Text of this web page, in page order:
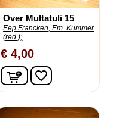
Over Multatuli 15
Eep Francken, Em. Kummer
(red.);
€ 4,00
In winkelwagen
favorite_border